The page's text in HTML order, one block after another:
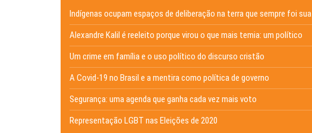
Indígenas ocupam espaços de deliberação na terra que sempre foi sua
Alexandre Kalil é reeleito porque virou o que mais temia: um político
Um crime em família e o uso político do discurso cristão
A Covid-19 no Brasil e a mentira como política de governo
Segurança: uma agenda que ganha cada vez mais voto
Representação LGBT nas Eleições de 2020